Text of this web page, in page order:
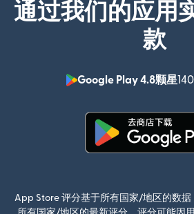
通过我们的应用
款
Google Play 4.8颗星
App Store 评分基于所有国家/地区的数